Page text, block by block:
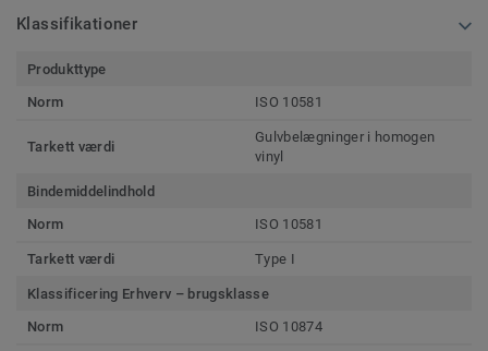
Klassifikationer
Produkttype
Norm
ISO 10581
Tarkett værdi
Gulvbelægninger i homogen
vinyl
Bindemiddelindhold
Norm
ISO 10581
Tarkett værdi Type I
Klassificering Erhverv – brugsklasse
Norm
ISO 10874